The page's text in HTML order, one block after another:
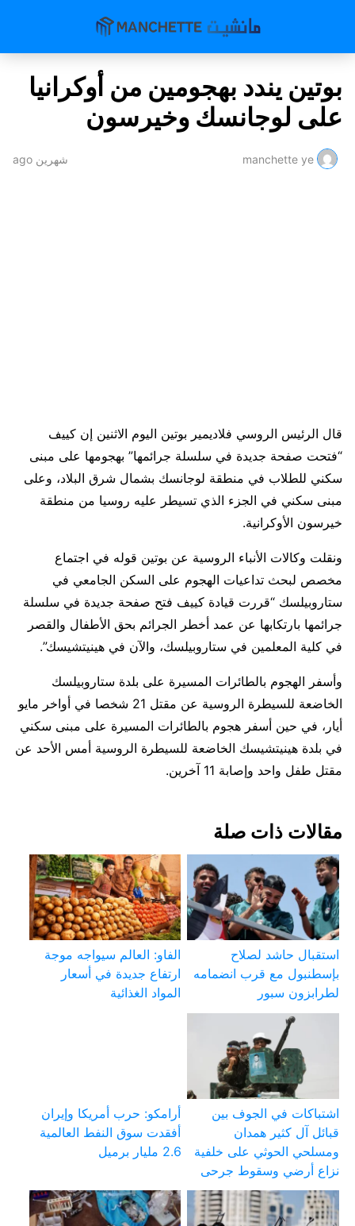
بوتين يندد بهجومين من أوكرانيا
على لوجانسك وخيرسون
manchette ye شهرين ago
قال الرئيس الروسي فلاديمير بوتين اليوم الاثنين إن ​كييف
“فتحت صفحة جديدة في سلسلة ‌جرائمها” بهجومها على مبنى
سكني للطلاب في منطقة لوجانسك بشمال شرق ​البلاد، وعلى
مبنى سكني في ​الجزء الذي تسيطر عليه روسيا ⁠من منطقة
خيرسون الأوكرانية.
ونقلت وكالات الأنباء الروسية عن بوتين قوله في اجتماع
مخصص لبحث تداعيات الهجوم على السكن الجامعي في
ستاروبيلسك “قررت قيادة كييف فتح صفحة جديدة في سلسلة
جرائمها بارتكابها عن عمد أخطر الجرائم ‌بحق ⁠الأطفال والقصر
في كلية المعلمين في ستاروبيلسك، والآن في هينيتشيسك”.
وأسفر الهجوم بالطائرات المسيرة على بلدة ستاروبيلسك
الخاضعة للسيطرة ⁠الروسية عن مقتل 21 شخصا في أواخر مايو
أيار، في حين أسفر هجوم بالطائرات ⁠المسيرة على مبنى سكني
في بلدة هينيتشيسك الخاضعة للسيطرة الروسية ⁠أمس الأحد عن
مقتل طفل واحد وإصابة 11 آخرين.
مقالات ذات صلة
استقبال حاشد لصلاح
بإسطنبول مع قرب انضمامه
لطرابزون سبور
الفاو: العالم سيواجه موجة
ارتفاع جديدة في أسعار
المواد الغذائية
اشتباكات في الجوف بين
قبائل آل كثير همدان
ومسلحي الحوثي على خلفية
نزاع أرضي وسقوط جرحى
أرامكو: حرب أمريكا وإيران
أفقدت سوق النفط العالمية
2.6 مليار برميل